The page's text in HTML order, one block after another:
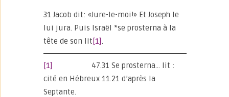
31 Jacob dit: «Jure-le-moi!» Et Joseph le
lui jura. Puis Israël *se prosterna à la
tête de son lit [1].
[1]
47.31 Se prosterna… lit :
cité en Hébreux 11.21 d’après la
Septante.